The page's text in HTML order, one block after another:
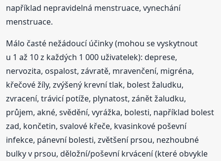
například nepravidelná menstruace, vynechání
menstruace.
Málo časté nežádoucí účinky (mohou se vyskytnout
u 1 až 10 z každých 1 000 uživatelek): deprese,
nervozita, ospalost, závratě, mravenčení, migréna,
křečové žíly, zvýšený krevní tlak, bolest žaludku,
zvracení, trávicí potíže, plynatost, zánět žaludku,
průjem, akné, svědění, vyrážka, bolesti, například bolest
zad, končetin, svalové křeče, kvasinkové poševní
infekce, pánevní bolesti, zvětšení prsou, nezhoubné
bulky v prsou, děložní/poševní krvácení (které obvykle